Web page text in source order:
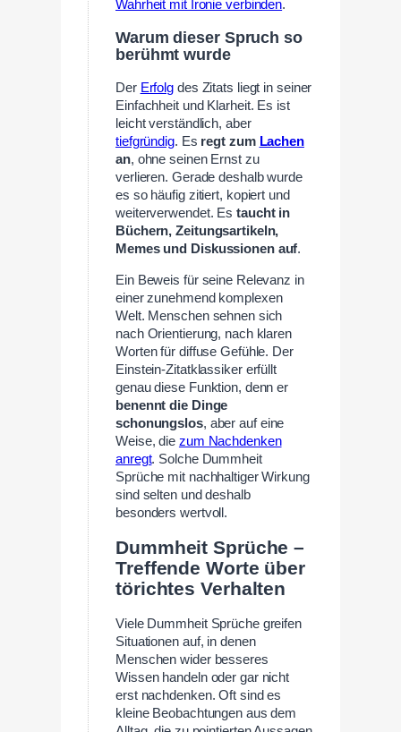
Wahrheit mit Ironie verbinden.
Warum dieser Spruch so
berühmt wurde
Der Erfolg des Zitats liegt in seiner
Einfachheit und Klarheit. Es ist
leicht verständlich, aber
tiefgründig. Es regt zum Lachen
an, ohne seinen Ernst zu
verlieren. Gerade deshalb wurde
es so häufig zitiert, kopiert und
weiterverwendet. Estaucht in
Büchern, Zeitungsartikeln,
Memes und Diskussionen auf.
Ein Beweis für seine Relevanz in
einer zunehmend komplexen
Welt. Menschen sehnen sich
nach Orientierung, nach klaren
Worten für diffuse Gefühle. Der
Einstein-Zitatklassiker erfüllt
genau diese Funktion, denn er
benennt die Dinge
schonungslos, aber auf eine
Weise, die zum Nachdenken
anregt. Solche Dummheit
Sprüche mit nachhaltiger Wirkung
sind selten und deshalb
besonders wertvoll.
Dummheit Sprüche –
Treffende Worte über
törichtes Verhalten
Viele Dummheit Sprüche greifen
Situationen auf, in denen
Menschen wider besseres
Wissen handeln oder gar nicht
erst nachdenken. Oft sind es
kleine Beobachtungen aus dem